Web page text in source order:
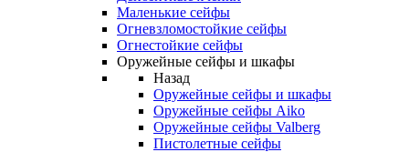
Маленькие сейфы
Огневзломостойкие сейфы
Огнестойкие сейфы
Оружейные сейфы и шкафы
Назад
Оружейные сейфы и шкафы
Оружейные сейфы Aiko
Оружейные сейфы Valberg
Пистолетные сейфы